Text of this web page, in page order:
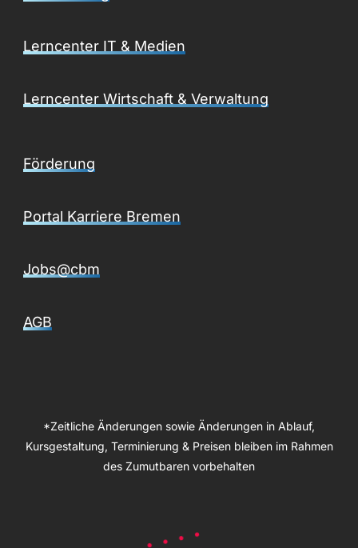
Lerncenter IT & Medien
Lerncenter Wirtschaft & Verwaltung
Förderung
Portal Karriere Bremen
Jobs@cbm
AGB
*Zeitliche Änderungen sowie Änderungen in Ablauf,
Kursgestaltung, Terminierung & Preisen bleiben im Rahmen
des Zumutbaren vorbehalten